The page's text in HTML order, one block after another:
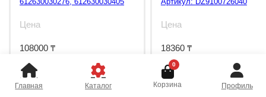
Цена
108000 ₸
Цена
18360 ₸
Главная Каталог
0
Корзина Профиль